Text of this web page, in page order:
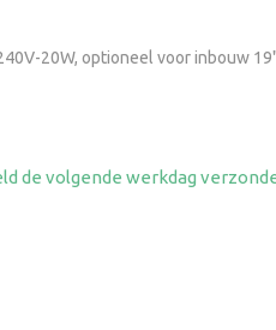
20W, optioneel voor inbouw
de volgende werkdag